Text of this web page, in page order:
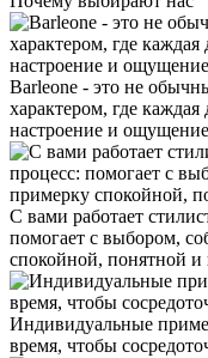
Barleone - это не
характером, где каждая
настроение и
С вами работает
помогает с выбором,
спокойной, понятной и
Индивидуальные
время, чтобы